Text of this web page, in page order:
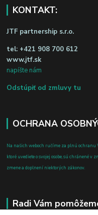
KONTAKT:
JTF partnership s.r.o.
tel: +421 908 700 612
www.jtf.sk
napíšte nám
Odstúpiť od zmluvy tu
OCHRANA
Na našich weboch ručíme za plnú ochranu
ktoré uvediete o svojej osobe, sú chránené v
zmene a doplnení niektorých zákonov.
Radi Vám